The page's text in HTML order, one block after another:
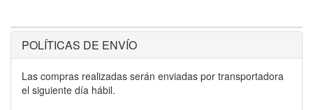
POLÍTICAS DE ENVÍO
Las compras realizadas serán enviadas por transportadora
el siguiente día hábil.